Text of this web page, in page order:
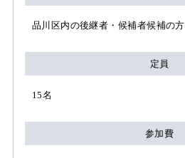
品川区内の後継者・候補者候補の方
定員
15名
参加費